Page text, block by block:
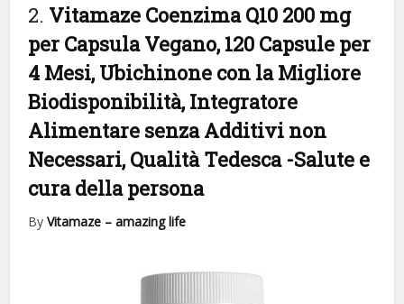
2. Vitamaze Coenzima Q10 200 mg
per Capsula Vegano, 120 Capsule per
4 Mesi, Ubichinone con la Migliore
Biodisponibilità, Integratore
Alimentare senza Additivi non
Necessari, Qualità Tedesca -Salute e
cura della persona
ByVitamaze – amazing life